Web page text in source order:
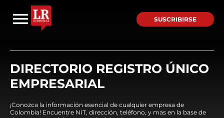
SUSCRIBIRSE
DIRECTORIO REGISTRO ÚNICO
EMPRESARIAL
¡Conozca la información esencial de cualquier empresa de
Colombia! Encuentre NIT, dirección, teléfono, y mas en la base de